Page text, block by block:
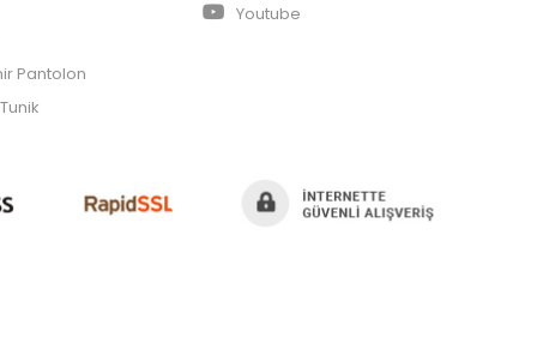
Pantolon
Youtube